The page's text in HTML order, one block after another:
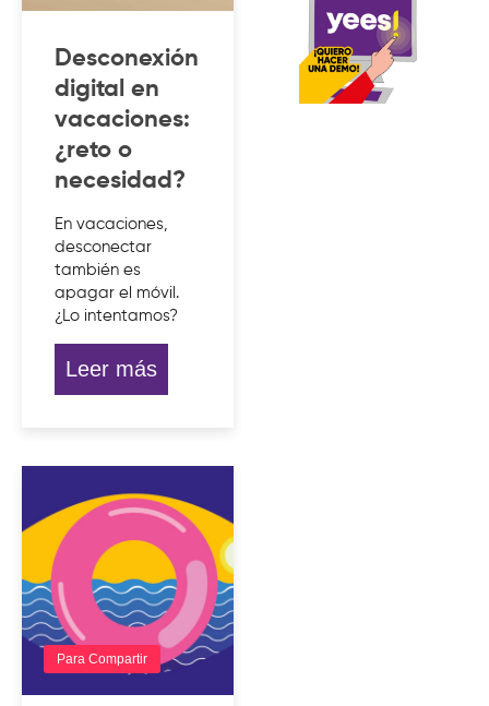
Desconexión
digital en
vacaciones:
¿reto o
necesidad?
En vacaciones,
desconectar
también es
apagar el móvil.
¿Lo intentamos?
Leer más
Para Compartir